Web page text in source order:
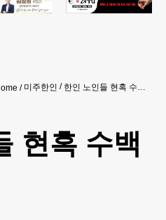
미주한인 한인 노인들 현혹 수백만불 ‘꿀꺽’
현혹 수백